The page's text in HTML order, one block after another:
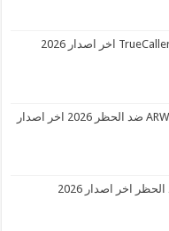
تحميل واتس اب بلس ضد الحظر اخر اصدار 2026